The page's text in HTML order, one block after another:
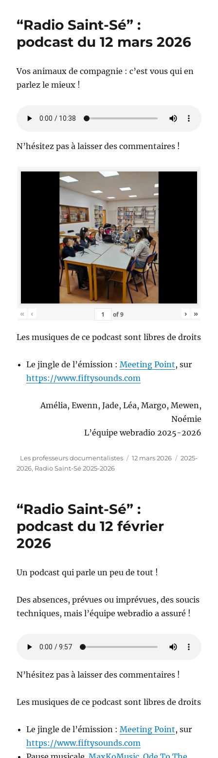
:
podcast
du
2026,
“Un
Rylane”
“Radio Saint-Sé” :
podcast du 12 mars 2026
Vos animaux de compagnie : c’est vous qui en
parlez le mieux !
N’hésitez pas à laisser des commentaires !
« ‹ of9 › »
Les musiques de ce podcast sont libres de droits
Le jingle de l’émission :Meeting Point, sur
https://www.fiftysounds.com
Amélia, Ewenn, Jade, Léa, Margo, Mewen,
Noémie
L’équipe webradio 2025-2026
Auteur
Les professeurs documentalistes
Publié
12 mars 2026 Catégories
2025-
2026, Radio Saint-Sé 2025-2026
“Radio Saint-Sé” :
podcast du 12 février
2026
Un podcast qui parle un peu de tout !
Des absences, prévues ou imprévues, des soucis
techniques, mais l’équipe webradio a assuré !
N’hésitez pas à laisser des commentaires !
Les musiques de ce podcast sont libres de droits
Le jingle de l’émission :Meeting Point, sur
https://www.fiftysounds.com